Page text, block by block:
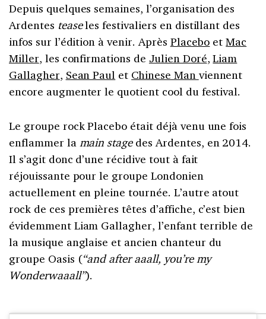
Depuis quelques semaines, l’organisation des
Ardentes teaseles festivaliers en distillant des
infos sur l’édition à venir. Après Placebo etMac
Miller, les confirmations de Julien Doré,Liam
Gallagher, Sean Paul et Chinese Man viennent
encore augmenter le quotient cool du festival.
Le groupe rock Placebo était déjà venu une fois
enflammer la main stagedes Ardentes, en 2014.
Il s’agit donc d’une récidive tout à fait
réjouissante pour le groupe Londonien
actuellement en pleine tournée. L’autre atout
rock de ces premières têtes d’affiche, c’est bien
évidemment Liam Gallagher, l’enfant terrible de
la musique anglaise et ancien chanteur du
groupe Oasis (“and after aaall, you’re my
Wonderwaaall”).